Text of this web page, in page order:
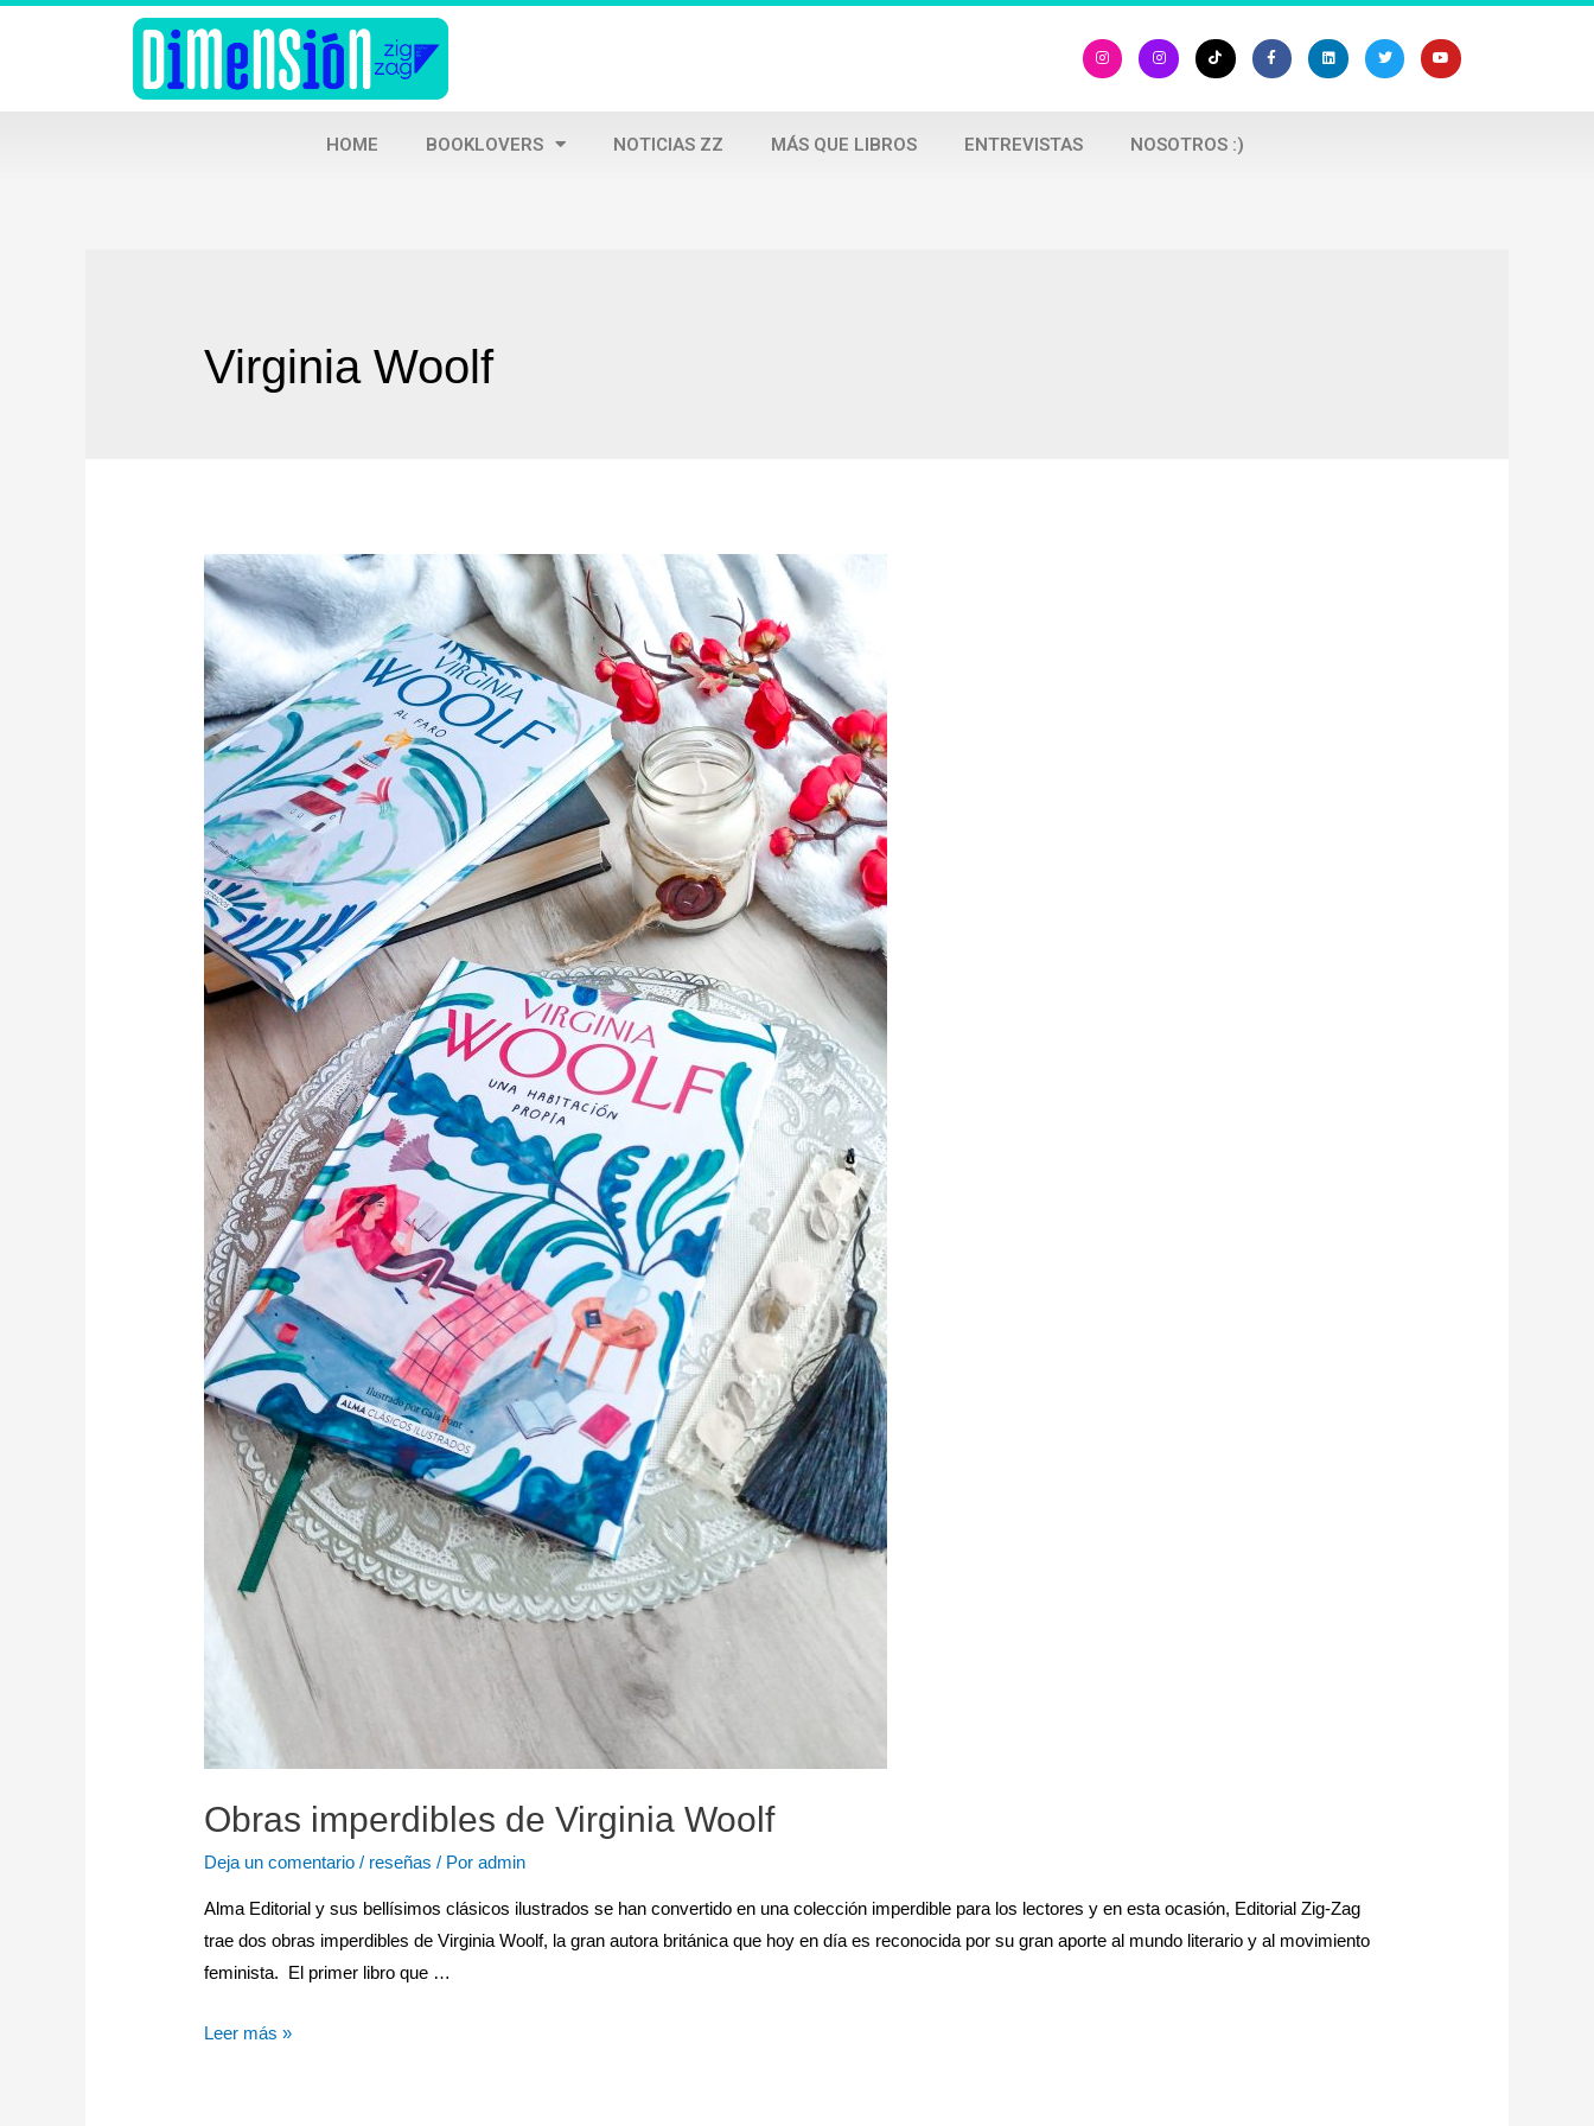
HOME BOOKLOVERS NOTICIAS ZZ MÁS QUE LIBROS ENTREVISTAS NOSOTROS :)
Virginia Woolf
Obras imperdibles de Virginia Woolf
Deja un comentario / reseñas / Poradmin
Alma Editorial y sus bellísimos clásicos ilustrados se han convertido en una colección imperdible para los lectores y en esta ocasión, Editorial Zig-Zag
trae dos obras imperdibles de Virginia Woolf, la gran autora británica que hoy en día es reconocida por su gran aporte al mundo literario y al movimiento
feminista. El primer libro que …
Leer más »